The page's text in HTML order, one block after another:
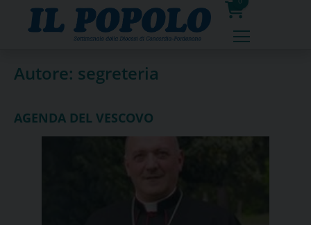
0
prodotti
Autore: segreteria
AGENDA DEL VESCOVO